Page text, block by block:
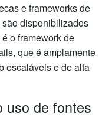
e frameworks de
disponibilizados
o framework de
que é amplamente
escaláveis e de alta
uso de fontes